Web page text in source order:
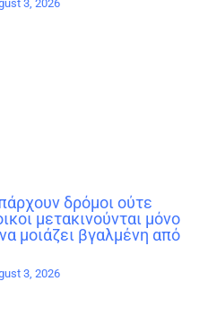
3, 2026
δρόμοι ούτε
μετακινούνται μόνο
μοιάζει βγαλμένη από
3, 2026